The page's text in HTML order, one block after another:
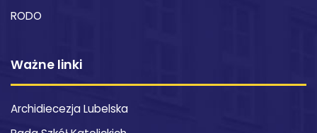
RODO
Ważne linki
Archidiecezja Lubelska